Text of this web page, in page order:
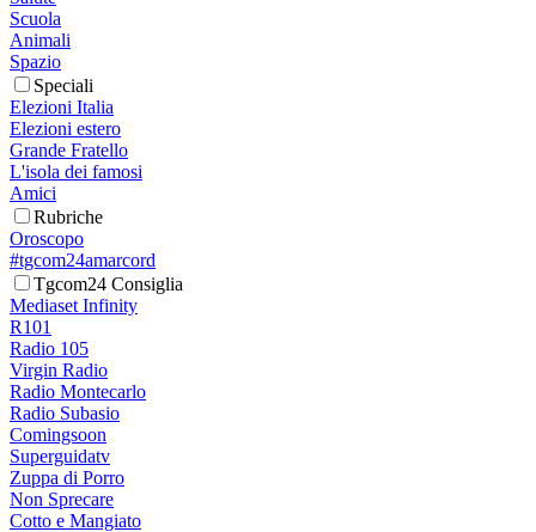
Scuola
Animali
Spazio
Speciali
Elezioni Italia
Elezioni estero
Grande Fratello
L'isola dei famosi
Amici
Rubriche
Oroscopo
#tgcom24amarcord
Tgcom24 Consiglia
Mediaset Infinity
R101
Radio 105
Virgin Radio
Radio Montecarlo
Radio Subasio
Comingsoon
Superguidatv
Zuppa di Porro
Non Sprecare
Cotto e Mangiato